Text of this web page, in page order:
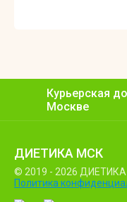
Курьерская
Москве
ДИЕТИКА МСК
© 2019 - 2026
Политика